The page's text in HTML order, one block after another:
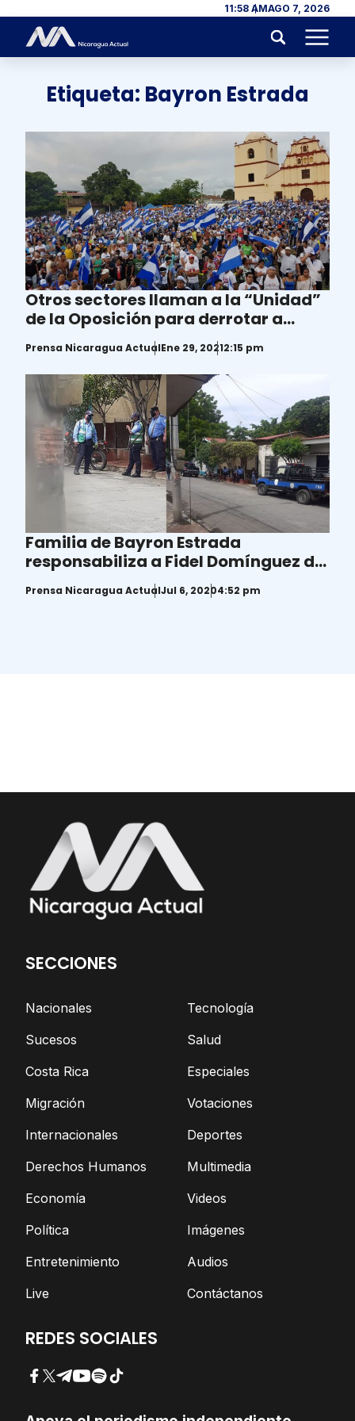
Skip to content 11:58 AMAGO 7, 2026
Menu
Etiqueta: Bayron Estrada
Otros sectores llaman a la “Unidad”
de la Oposición para derrotar a
Ortega
Prensa Nicaragua ActualEne 29, 20212:15 pm
Familia de Bayron Estrada
responsabiliza a Fidel Domínguez de
cualquier cosa que les pase
Prensa Nicaragua ActualJul 6, 20204:52 pm
SECCIONES
Nacionales
Sucesos
Costa Rica
Migración
Internacionales
Derechos Humanos
Economía
Política
Entretenimiento
Live
Tecnología
Salud
Especiales
Votaciones
Deportes
Multimedia
Videos
Imágenes
Audios
Contáctanos
REDES SOCIALES
Facebook
Twitter
Telegram
YouTube
SpotifyTikTok